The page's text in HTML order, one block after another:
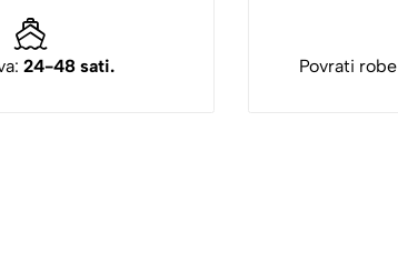
24-48 sati. Povrati robe